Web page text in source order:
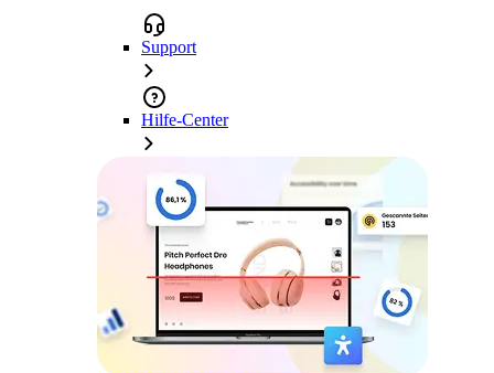
Support
Hilfe-Center